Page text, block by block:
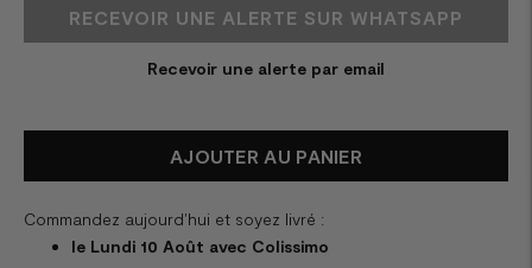
RECEVOIR UNE ALERTE SUR WHATSAPP
Recevoir une alerte par email
AJOUTER AU PANIER
Commandez aujourd'hui et soyez livré :
le Lundi 10 Août avec Colissimo